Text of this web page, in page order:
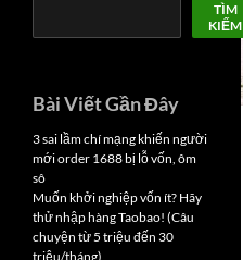
TÌM
KIẾM
Bài Viết Gần Đây
3 sai lầm chí mạng khiến người
mới order 1688 bị lỗ vốn, ôm
sô
Muốn khởi nghiệp vốn ít? Hãy
thử nhập hàng Taobao! (Câu
chuyện từ 5 triệu đến 30
triệu/tháng)